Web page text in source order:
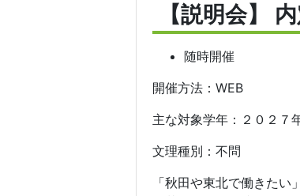
【説明会】
随時開催
開催方法：WEB
主な対象学年：２０２７
文理種別：不問
「秋田や東北で働きたい」